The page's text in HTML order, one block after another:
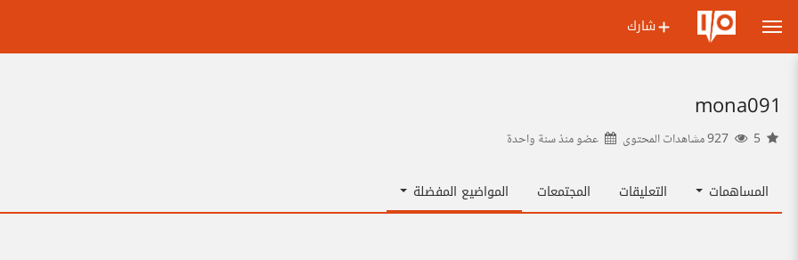
شارك
mona091
عضو منذسنة واحدة
المساهمات التعليقات المجتمعات المواضيع المفضلة